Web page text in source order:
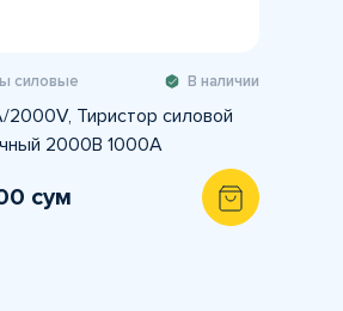
силовые В наличии
2000V, Тиристор силовой
2000В 1000А
сум